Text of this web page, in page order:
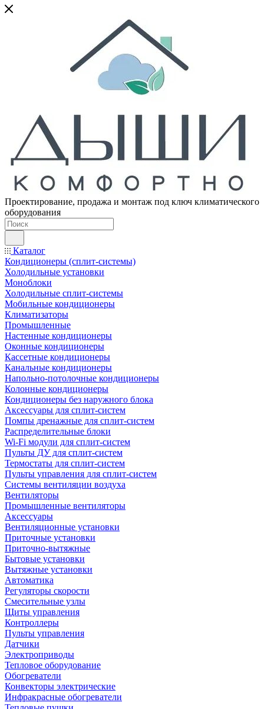
Проектирование, продажа и монтаж под ключ климатического
оборудования
Каталог
Кондиционеры (сплит-системы)
Холодильные установки
Моноблоки
Холодильные сплит-системы
Мобильные кондиционеры
Климатизаторы
Промышленные
Настенные кондиционеры
Оконные кондиционеры
Кассетные кондиционеры
Канальные кондиционеры
Напольно-потолочные кондиционеры
Колонные кондиционеры
Кондиционеры без наружного блока
Аксессуары для сплит-систем
Помпы дренажные для сплит-систем
Распределительные блоки
Wi-Fi модули для сплит-систем
Пульты ДУ для сплит-систем
Термостаты для сплит-систем
Пульты управления для сплит-систем
Системы вентиляции воздуха
Вентиляторы
Промышленные вентиляторы
Аксессуары
Вентиляционные установки
Приточные установки
Приточно-вытяжные
Бытовые установки
Вытяжные установки
Автоматика
Регуляторы скорости
Смесительные узлы
Щиты управления
Контроллеры
Пульты управления
Датчики
Электроприводы
Тепловое оборудование
Обогреватели
Конвекторы электрические
Инфракрасные обогреватели